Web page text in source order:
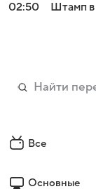
02:50
Штамп в
Все
Основные